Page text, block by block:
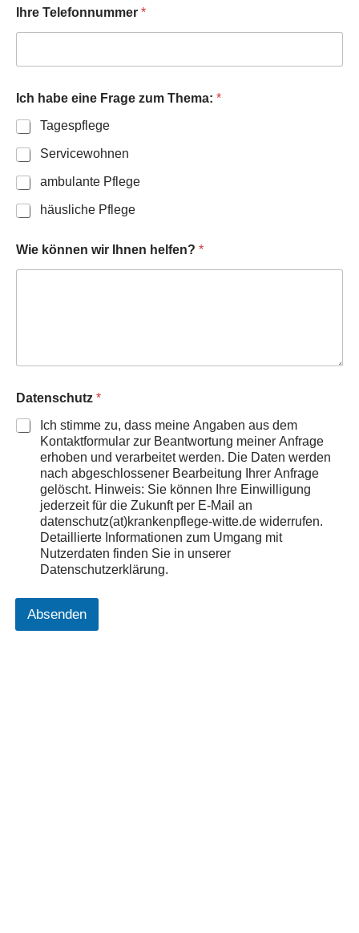
Ihre Telefonnummer *
Ich habe eine Frage zum Thema: *
Tagespflege
Servicewohnen
ambulante Pflege
häusliche Pflege
Wie können wir Ihnen helfen? *
Datenschutz *
Ich stimme zu, dass meine Angaben aus dem
Kontaktformular zur Beantwortung meiner Anfrage
erhoben und verarbeitet werden. Die Daten werden
nach abgeschlossener Bearbeitung Ihrer Anfrage
gelöscht. Hinweis: Sie können Ihre Einwilligung
jederzeit für die Zukunft per E-Mail an
datenschutz(at)krankenpflege-witte.de widerrufen.
Detaillierte Informationen zum Umgang mit
Nutzerdaten finden Sie in unserer
Datenschutzerklärung.
Absenden